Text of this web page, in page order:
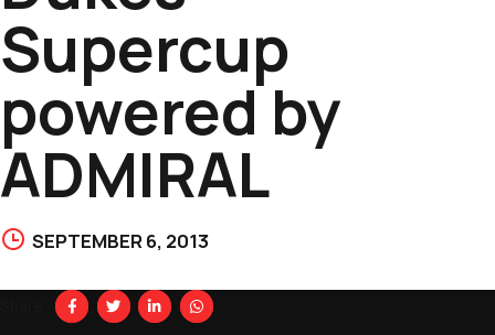
Supercup
powered by
ADMIRAL
SEPTEMBER 6, 2013